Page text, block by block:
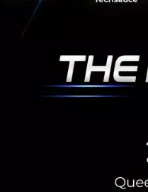
เทคโนโลยีด้านอาหารจะสู
นอกจากนี้ รายงานจาก
Agtech ของอาเซียนว่ามี
เดิมมากถึง 15.5% ซึ่งแสด
สุขภาพ และสิ่งแวดล้อมแล้